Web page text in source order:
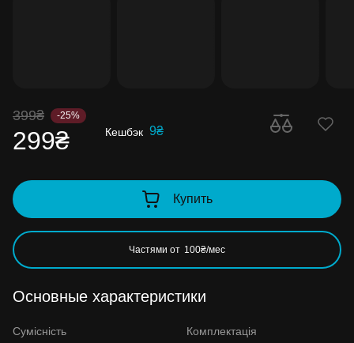
399₴ -25%
299₴ Кешбэк 9₴
Купить
Частями от 100₴/мес
Основные характеристики
Сумісність
Комплектація